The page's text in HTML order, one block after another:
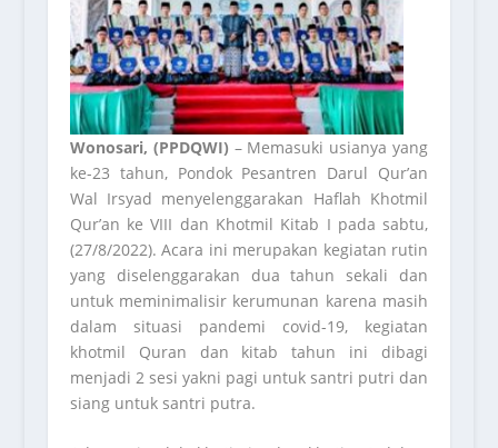
Wonosari, (PPDQWI) – Memasuki usianya yang
ke-23 tahun, Pondok Pesantren Darul Qur’an
Wal Irsyad menyelenggarakan Haflah Khotmil
Qur’an ke VIII dan Khotmil Kitab I pada sabtu,
(27/8/2022). Acara ini merupakan kegiatan rutin
yang diselenggarakan dua tahun sekali dan
untuk meminimalisir kerumunan karena masih
dalam situasi pandemi covid-19, kegiatan
khotmil Quran dan kitab tahun ini dibagi
menjadi 2 sesi yakni pagi untuk santri putri dan
siang untuk santri putra.